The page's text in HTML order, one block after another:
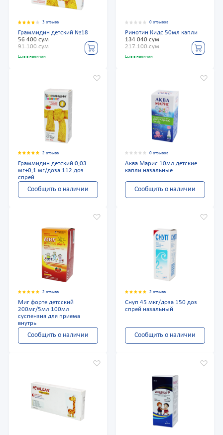
3 отзыва
Граммидин детский №18
56 400 сум
91 100 сум
Есть в наличии
0 отзывов
Ринотин Кидс 50мл капли
134 040 сум
217 100 сум
Есть в наличии
2 отзыва
Граммидин детский 0,03
мг+0,1 мг/доза 112 доз
спрей
Сообщить о наличии
0 отзывов
Аква Марис 10мл детские
капли назальные
Сообщить о наличии
2 отзыва
Миг форте детсский
200мг/5мл 100мл
суспензия для приема
внутрь
Сообщить о наличии
2 отзыва
Снуп 45 мкг/доза 150 доз
спрей назальный
Сообщить о наличии